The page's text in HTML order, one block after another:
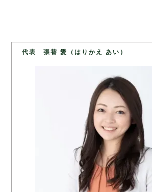
代表 張替 愛（はりかえ あい）